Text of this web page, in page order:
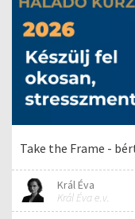
Take the Frame -
Král Éva
Král Éva e.v.